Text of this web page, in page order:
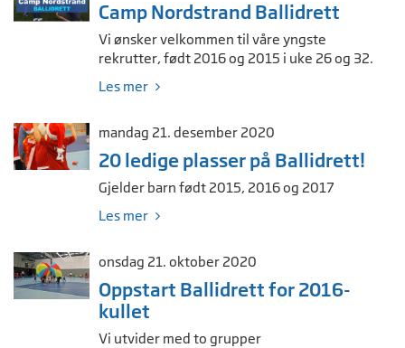
Camp Nordstrand Ballidrett
Vi ønsker velkommen til våre yngste
rekrutter, født 2016 og 2015 i uke 26 og 32.
Les mer
mandag 21. desember 2020
20 ledige plasser på Ballidrett!
Gjelder barn født 2015, 2016 og 2017
Les mer
onsdag 21. oktober 2020
Oppstart Ballidrett for 2016-
kullet
Vi utvider med to grupper